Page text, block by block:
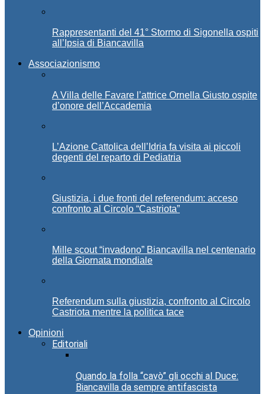
Rappresentanti del 41° Stormo di Sigonella ospiti
all’Ipsia di Biancavilla
Associazionismo
A Villa delle Favare l’attrice Ornella Giusto ospite
d’onore dell’Accademia
L’Azione Cattolica dell’Idria fa visita ai piccoli
degenti del reparto di Pediatria
Giustizia, i due fronti del referendum: acceso
confronto al Circolo “Castriota”
Mille scout “invadono” Biancavilla nel centenario
della Giornata mondiale
Referendum sulla giustizia, confronto al Circolo
Castriota mentre la politica tace
Opinioni
Editoriali
Quando la folla “cavò” gli occhi al Duce:
Biancavilla da sempre antifascista